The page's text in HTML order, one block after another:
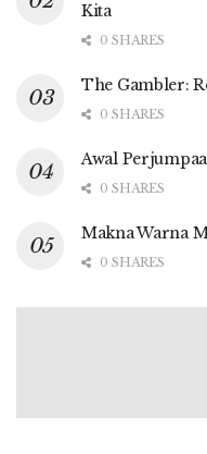
Kita
0 SHARES
The Gambler:
0 SHARES
Awal
0 SHARES
Makna Warna
0 SHARES